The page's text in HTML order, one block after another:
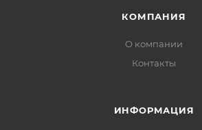
КОМПАНИЯ
О компании
Контакты
ИНФОРМАЦИЯ